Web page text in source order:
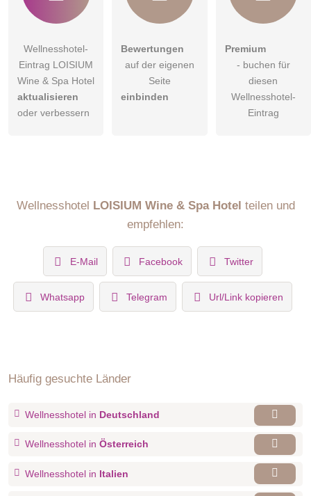
Wellnesshotel-
Eintrag LOISIUM
Wine & Spa Hotel
aktualisieren
oder verbessern
Bewertungen
auf der eigenen
Seite
einbinden
Premium
- buchen für
diesen
Wellnesshotel-
Eintrag
Wellnesshotel LOISIUM Wine & Spa Hotel teilen und
empfehlen:
E-Mail Facebook Twitter
Whatsapp Telegram Url/Link kopieren
Häufig gesuchte Länder
Wellnesshotel in Deutschland
Wellnesshotel in Österreich
Wellnesshotel in Italien